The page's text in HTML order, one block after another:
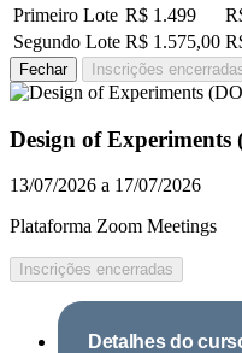
Primeiro Lote R$ 1.499
Segundo Lote R$ 1.575,00
Fechar Inscrições
Design of
13/07/2026 a 17/07/2026
Plataforma Zoom Meetings
Inscrições encerradas
Detalhes do